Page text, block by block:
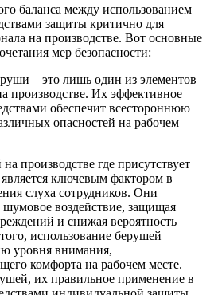
баланса между использованием
защиты критично для
на производстве. Вот основные
мер безопасности:
– это лишь один из элементов
производстве. Их эффективное
обеспечит всестороннюю
опасностей на рабочем
производстве где присутствует
ключевым фактором в
слуха сотрудников. Они
воздействие, защищая
и снижая вероятность
использование берушей
уровня внимания,
комфорта на рабочем месте.
их правильное применение в